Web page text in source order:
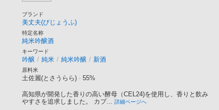
ブランド
美丈夫(びじょうふ)
特定名称
純米吟醸酒
キーワード
吟醸 / 純米 / 純米吟醸 / 新酒
原料米
土佐麗(とさうらら) - 55%
高知県が開発した香りの高い酵母（CEL24)を使用し、香りと飲み
やすさを追求しました。 カプ... 詳細ページへ